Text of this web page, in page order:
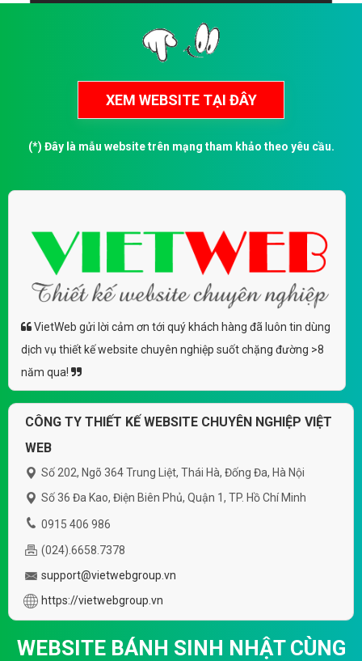
(*) Đây là mẫu website trên mạng tham khảo theo yêu cầu.
VietWeb gửi lời cảm ơn tới quý khách hàng đã luôn tin dùng
dịch vụ thiết kế website chuyên nghiệp suốt chặng đường >8
năm qua!
CÔNG TY THIẾT KẾ WEBSITE CHUYÊN NGHIỆP VIỆT
WEB
Số 202, Ngõ 364 Trung Liệt, Thái Hà, Đống Đa, Hà Nội
Số 36 Đa Kao, Điện Biên Phủ, Quận 1, TP. Hồ Chí Minh
0915 406 986
(024).6658.7378
support@vietwebgroup.vn
https://vietwebgroup.vn
WEBSITE BÁNH SINH NHẬT CÙNG